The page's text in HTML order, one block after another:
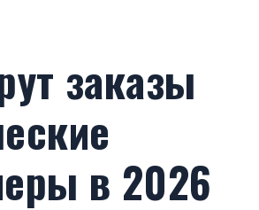
заказы
в 2026